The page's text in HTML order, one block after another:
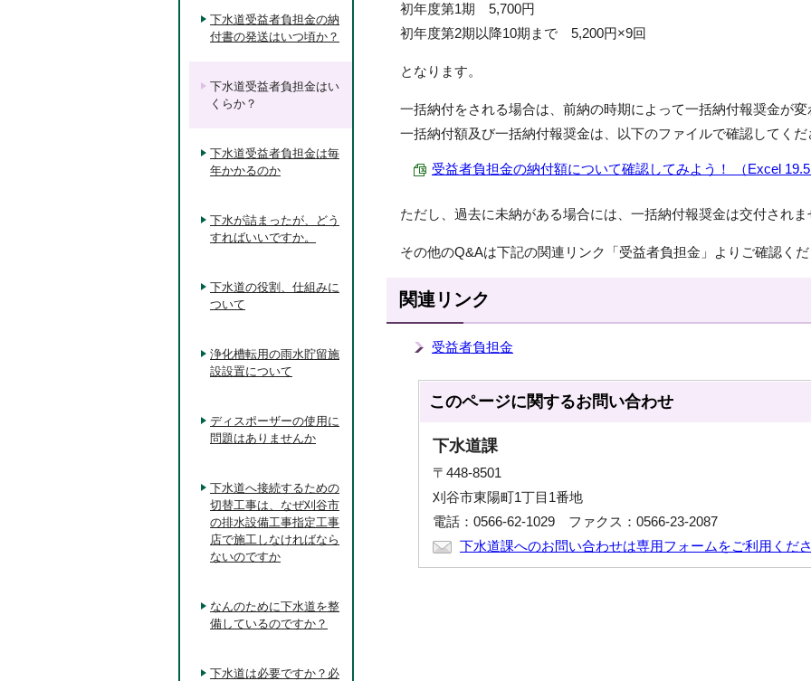
初年度第1期 5,700円
初年度第2期以降10期まで 5,200円×9回
となります。
一括納付をされる場合は、前納の時期によって一括納付報奨金が
一括納付額及び一括納付報奨金は、以下のファイルで確認してくだ
受益者負担金の納付額について確認してみよう！ （Excel
ただし、過去に未納がある場合には、一括納付報奨金は交付されま
その他のQ&Aは下記の関連リンク「受益者負担金」よりご確認く
関連リンク
受益者負担金
このページに関するお問い合わせ
下水道課
〒448-8501
刈谷市東陽町1丁目1番地
電話：0566-62-1029 ファクス：0566-23-2087
下水道課へのお問い合わせは専用フォームをご利用くだ
下水道受益者負担金の納
付書の発送はいつ頃か？
下水道受益者負担金はい
くらか？
下水道受益者負担金は毎
年かかるのか
下水が詰まったが、どう
すればいいですか。
下水道の役割、仕組みに
ついて
浄化槽転用の雨水貯留施
設設置について
ディスポーザーの使用に
問題はありませんか
下水道へ接続するための
切替工事は、なぜ刈谷市
の排水設備工事指定工事
店で施工しなければなら
ないのですか
なんのために下水道を整
備しているのですか？
下水道は必要ですか？必